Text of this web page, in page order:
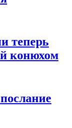
теперь
конюхом